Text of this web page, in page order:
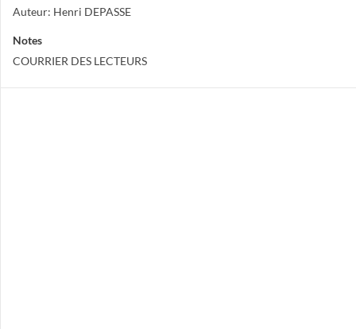
Auteur: Henri DEPASSE
Notes
COURRIER DES LECTEURS